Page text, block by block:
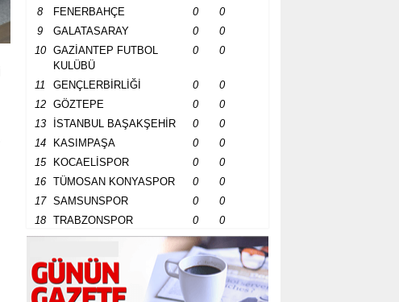
8
FENERBAHÇE 0
0
9
GALATASARAY 0
0
10
GAZİANTEP FUTBOL
KULÜBÜ
0 0
11 GENÇLERBİRLİĞİ 0
0
12
GÖZTEPE 0
0
13
İSTANBUL BAŞAKŞEHİR 0
0
14
KASIMPAŞA 0
0
15
KOCAELİSPOR 0
0
16
TÜMOSAN KONYASPOR 0
0
17
SAMSUNSPOR 0
0
18
TRABZONSPOR 0 0